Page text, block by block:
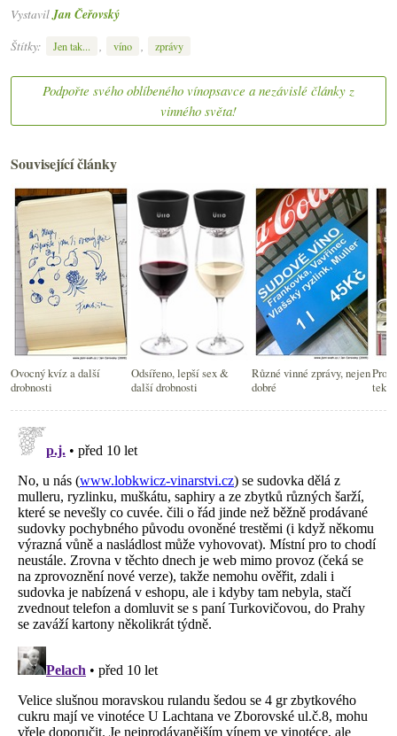
Vystavil Jan Čeřovský
Štítky:
Jen tak... , víno , zprávy
Podpořte svého oblíbeného vínopsavce a nezávislé články z
vinného světa!
Související články
Ovocný kvíz a další
drobnosti
Odsířeno, lepší sex &
další drobnosti
Různé vinné zprávy, nejen
dobré
Pro